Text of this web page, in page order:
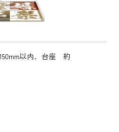
以内、台座 約